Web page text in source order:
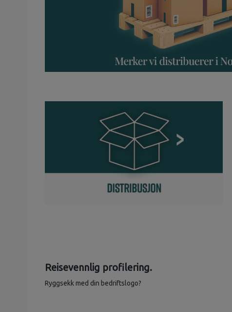
Reisevennlig profilering.
Ryggsekk med din bedriftslogo?